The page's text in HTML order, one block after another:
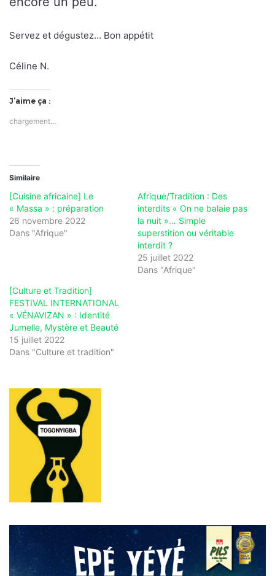
Servez et dégustez… Bon appétit
Céline N.
J’aime ça :
chargement…
Similaire
[Cuisine africaine] Le
« Massa » : préparation
26 novembre 2022
Dans "Afrique"
Afrique/Tradition : Des
interdits « On ne balaie pas
la nuit »… Simple
superstition ou véritable
interdit ?
25 juillet 2022
Dans "Afrique"
[Culture et Tradition]
FESTIVAL INTERNATIONAL
« VÉNAVIZAN » : Identité
Jumelle, Mystère et Beauté
15 juillet 2022
Dans "Culture et tradition"